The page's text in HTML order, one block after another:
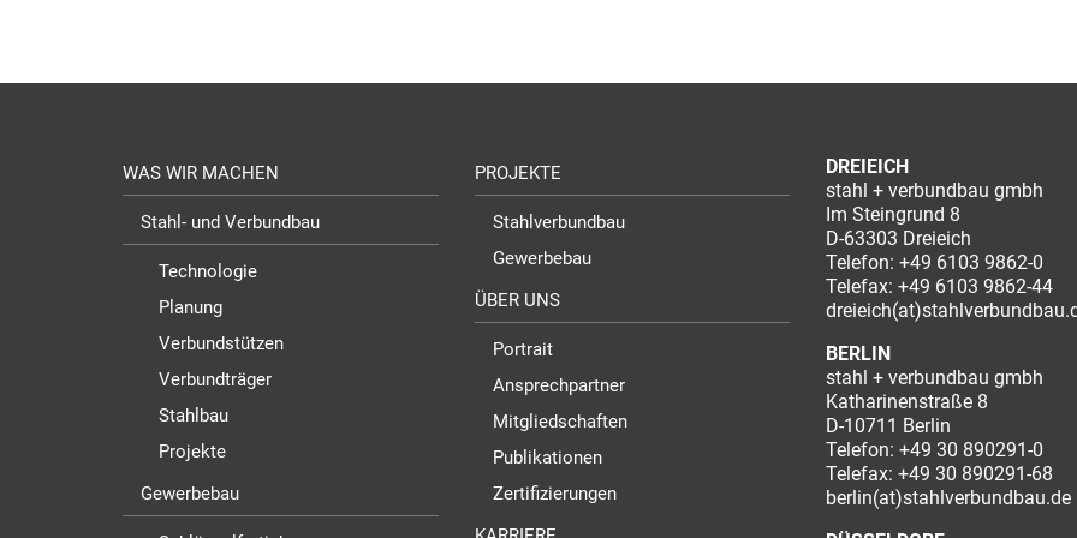
WAS WIR MACHEN
Stahl- und Verbundbau
Technologie
Planung
Verbundstützen
Verbundträger
Stahlbau
Projekte
Gewerbebau
PROJEKTE
Stahlverbundbau
Gewerbebau
ÜBER UNS
Portrait
Ansprechpartner
Mitgliedschaften
Publikationen
Zertifizierungen
DREIEICH
stahl + verbundbau gmbh
Im Steingrund 8
D-63303 Dreieich
Telefon: +49 6103 9862-0
Telefax: +49 6103 9862-44
BERLIN
stahl + verbundbau gmbh
Katharinenstraße 8
D-10711 Berlin
Telefon: +49 30 890291-0
Telefax: +49 30 890291-68
berlin(at)stahlverbundbau.de